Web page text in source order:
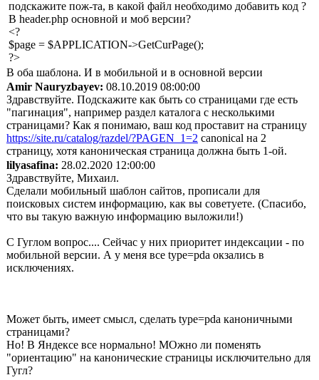
подскажите пож-та, в какой файл необходимо добавить код ?
В header.php основной и моб версии?
<?
$page = $APPLICATION->GetCurPage();
?>
В оба шаблона. И в мобильной и в основной версии
Amir Nauryzbayev: 08.10.2019 08:00:00
Здравствуйте. Подскажите как быть со страницами где есть
"пагинация", например раздел каталога с несколькими
страницами? Как я понимаю, ваш код проставит на страницу
https://site.ru/catalog/razdel/?PAGEN_1=2 canonical на 2
страницу, хотя каноническая страница должна быть 1-ой.
lilyasafina: 28.02.2020 12:00:00
Здравствуйте, Михаил.
Сделали мобильный шаблон сайтов, прописали для
поисковых систем информацию, как вы советуете. (Спасибо,
что вы такую важную информацию выложили!)
С Гуглом вопрос.... Сейчас у них приоритет индексации - по
мобильной версии. А у меня все type=pda окзались в
исключениях.
Может быть, имеет смысл, сделать type=pda каноничными
страницами?
Но! В Яндексе все нормально! МОжно ли поменять
"ориентацию" на канонические страницы исключительно для
Гугл?